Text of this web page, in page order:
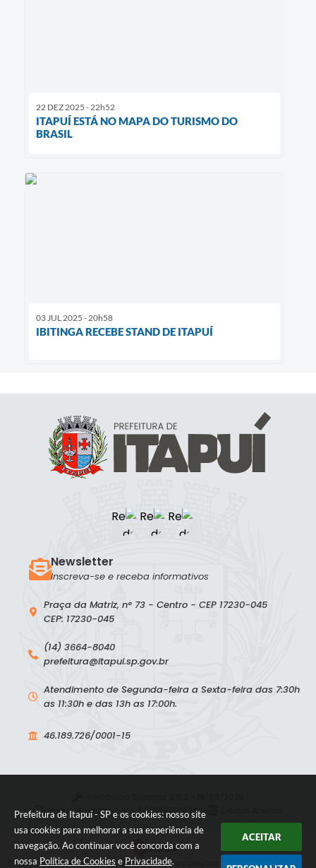
Prefeitura de Itapuí - SP e os cookies: nosso site
usa cookies para melhorar a sua experiência de
navegação. Ao continuar você concorda com a
nossa Política de Cookies e Privacidade.
ACEITAR
22 DEZ 2025 - 22h52
ITAPUÍ ESTÁ NO MAPA DO TURISMO DO
BRASIL
03 JUL 2025 - 20h58
IBITINGA RECEBE STAND DE ITAPUÍ
Praça da Matriz, n° 73 - Centro - CEP 17230-045
CEP: 17230-045
(14) 3664-8040
prefeitura@itapui.sp.gov.br
Atendimento de Segunda-feira a Sexta-feira das 7:30h
as 11:30h e das 13h as 17:00h.
46.189.726/0001-15
Newsletter
Inscreva-se e receba informativos
Portal atualizado em:06/08/2026 14:16
© Copyright Instar - 2006-2026. Todos os direitos reservados -